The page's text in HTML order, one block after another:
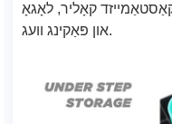
קאַסטאַמייזד קאָליר, לאָגאָ
און פּאַקינג וועג.